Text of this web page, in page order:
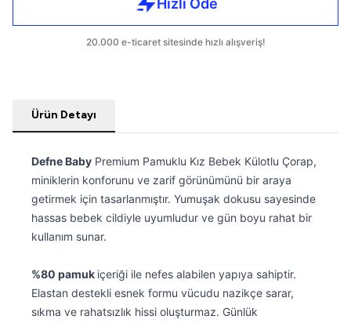
Ürün Detayı
Defne Baby Premium Pamuklu Kız Bebek Külotlu Çorap,
miniklerin konforunu ve zarif görünümünü bir araya
getirmek için tasarlanmıştır. Yumuşak dokusu sayesinde
hassas bebek cildiyle uyumludur ve gün boyu rahat bir
kullanım sunar.
%80 pamuk içeriği ile nefes alabilen yapıya sahiptir.
Elastan destekli esnek formu vücudu nazikçe sarar,
sıkma ve rahatsızlık hissi oluşturmaz. Günlük